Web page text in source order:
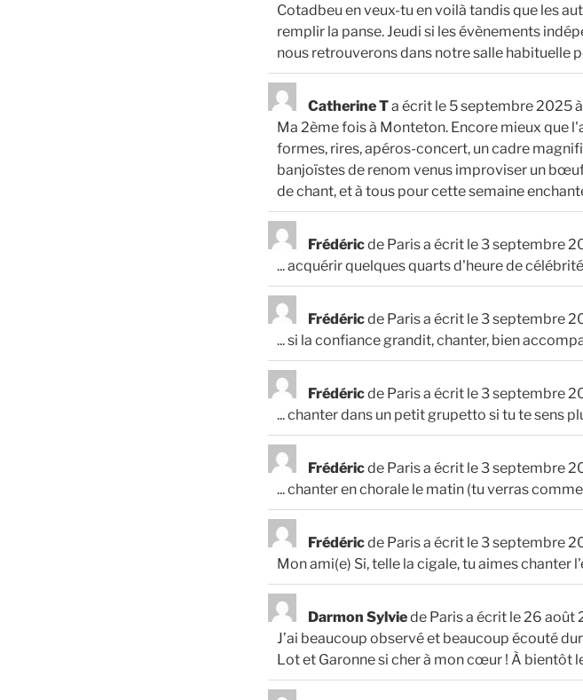
Cotadbeu en veux-tu en voilà tandis que les
remplir la panse. Jeudi si les évènements
nous retrouverons dans notre salle habituelle
Catherine Ta écrit le 5 septembre 2025à
Ma 2ème fois à Monteton. Encore mieux que
formes, rires, apéros-concert, un cadre
banjoïstes de renom venus improviser un
de chant, et à tous pour cette semaine
Frédéricde Parisa écrit le3 septembre
... acquérir quelques quarts d'heure de
Frédéricde Parisa écrit le3 septembre
... si la confiance grandit, chanter, bien
Frédéricde Parisa écrit le3 septembre
... chanter dans un petit grupetto si tu te sens
Frédéricde Parisa écrit le3 septembre
... chanter en chorale le matin (tu verras
Frédéricde Parisa écrit le3 septembre
Mon ami(e) Si, telle la cigale, tu aimes chanter
Darmon Sylviede Parisa écrit le 26 août
J’ai beaucoup observé et beaucoup écouté
Lot et Garonne si cher à mon cœur ! À bientôt